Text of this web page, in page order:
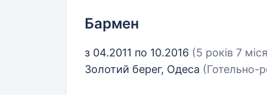
Бармен
з 04.2011 по 10.2016 (5 років 7
Золотий берег, Одеса (Готельно-